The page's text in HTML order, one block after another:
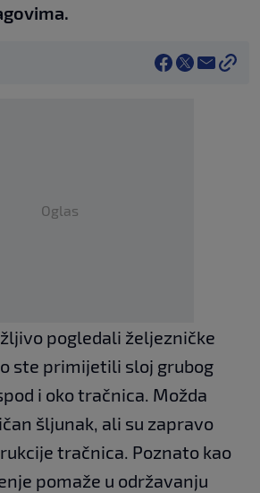
Oglas
pogledali željezničke
ste primijetili sloj grubog
i oko tračnica. Možda
šljunak, ali su zapravo
tračnica. Poznato kao
pomaže u održavanju